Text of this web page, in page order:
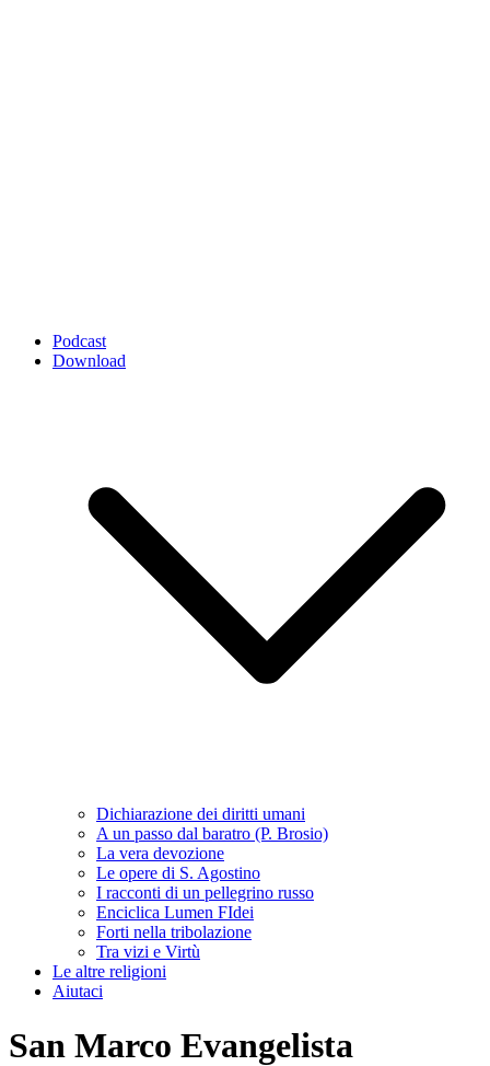
Podcast
Download
Dichiarazione dei diritti umani
A un passo dal baratro (P. Brosio)
La vera devozione
Le opere di S. Agostino
I racconti di un pellegrino russo
Enciclica Lumen FIdei
Forti nella tribolazione
Tra vizi e Virtù
Le altre religioni
Aiutaci
San Marco Evangelista